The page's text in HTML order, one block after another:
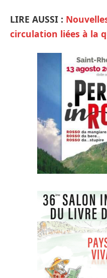
LIRE AUSSI :
circulation liées à la